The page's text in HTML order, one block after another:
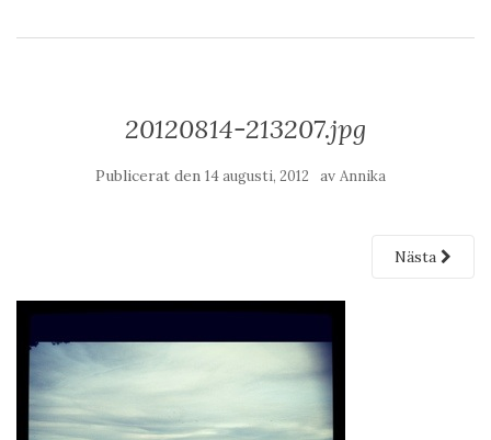
20120814-213207.jpg
Publicerat den 14 augusti, 2012 av Annika
Nästa